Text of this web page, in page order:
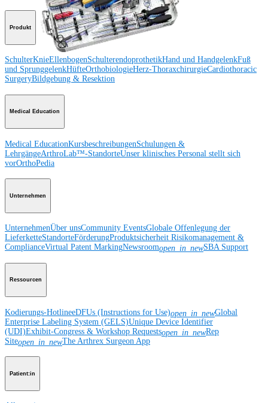
Produkt
SchulterKnieEllenbogenSchulterendoprothetikHand und HandgelenkFuß
und SprunggelenkHüfteOrthobiologieHerz-ThoraxchirurgieCardiothoracic
SurgeryBildgebung & Resektion
Medical Education
Medical EducationKursbeschreibungenSchulungen &
LehrgängeArthroLab™-StandorteUnser klinisches Personal stellt sich
vorOrthoPedia
Unternehmen
UnternehmenÜber unsCommunity EventsGlobale Offenlegung der
LieferketteStandorteFörderungProduktsicherheit Risikomanagement &
ComplianceVirtual Patent MarkingNewsroomopen_in_newSBA Support
Ressourcen
Kodierungs-HotlineeDFUs (Instructions for Use)open_in_newGlobal
Enterprise Labeling System (GELS)Unique Device Identifier
(UDI)Exhibit-Congress & Workshop Requestsopen_in_newRep
Siteopen_in_newThe Arthrex Surgeon App
Patient:in